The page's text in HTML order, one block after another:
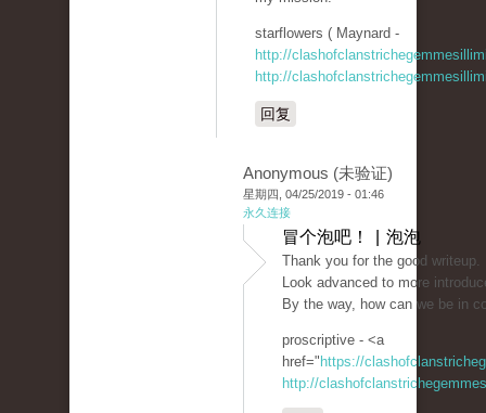
starflowers ( Maynard -
http://
http://
回复
Anonymous (未验证)
星期四, 04/25/2019 - 01:46
永久连接
冒个泡吧！ | 泡泡
Thank you for the good
Look advanced to more
By the way, how can we be in
proscriptive - <a
href=" https://
http://